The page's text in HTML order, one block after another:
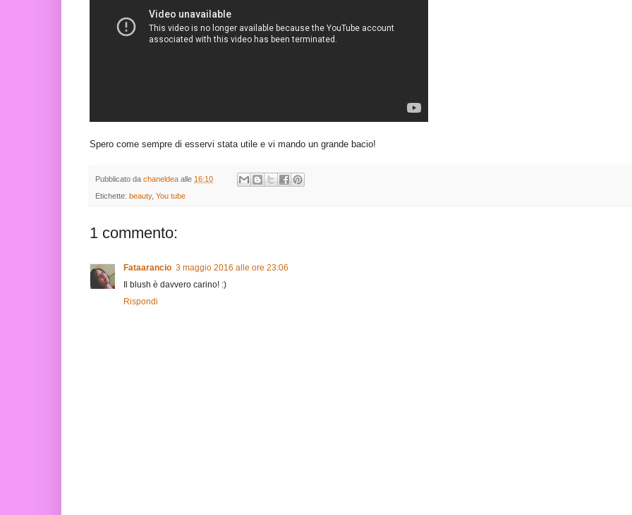
Spero come sempre di esservi stata utile e vi mando un grande bacio!
Pubblicato da chaneldea alle 16:10
Etichette: beauty, You tube
1 commento:
Fataarancio 3 maggio 2016 alle ore 23:06
Il blush è davvero carino! :)
Rispondi